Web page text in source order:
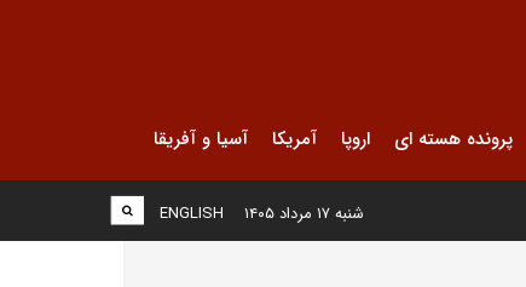
پرونده هسته ای اروپا آمریکا آسیا و آفریقا
ENGLISH شنبه ۱۷ مرداد ۱۴۰۵